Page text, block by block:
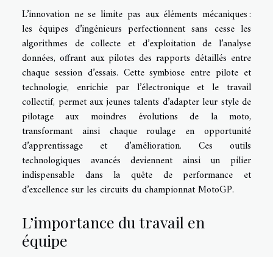
L’innovation ne se limite pas aux éléments mécaniques :
les équipes d’ingénieurs perfectionnent sans cesse les
algorithmes de collecte et d’exploitation de l’analyse
données, offrant aux pilotes des rapports détaillés entre
chaque session d’essais. Cette symbiose entre pilote et
technologie, enrichie par l’électronique et le travail
collectif, permet aux jeunes talents d’adapter leur style de
pilotage aux moindres évolutions de la moto,
transformant ainsi chaque roulage en opportunité
d’apprentissage et d’amélioration. Ces outils
technologiques avancés deviennent ainsi un pilier
indispensable dans la quête de performance et
d’excellence sur les circuits du championnat MotoGP.
L’importance du travail en
équipe